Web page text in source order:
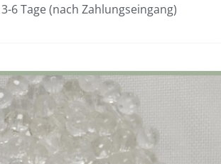
6 Tage (nach Zahlungseingang)